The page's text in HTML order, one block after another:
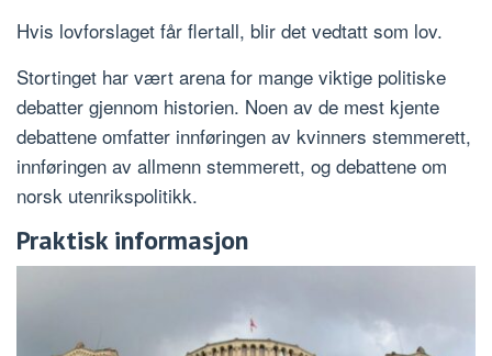
Hvis lovforslaget får flertall, blir det vedtatt som lov.
Stortinget har vært arena for mange viktige politiske
debatter gjennom historien. Noen av de mest kjente
debattene omfatter innføringen av kvinners stemmerett,
innføringen av allmenn stemmerett, og debattene om
norsk utenrikspolitikk.
Praktisk informasjon